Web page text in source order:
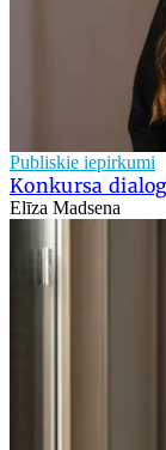
Publiskie iepirkumi
Konkursa
Elīza Madsena